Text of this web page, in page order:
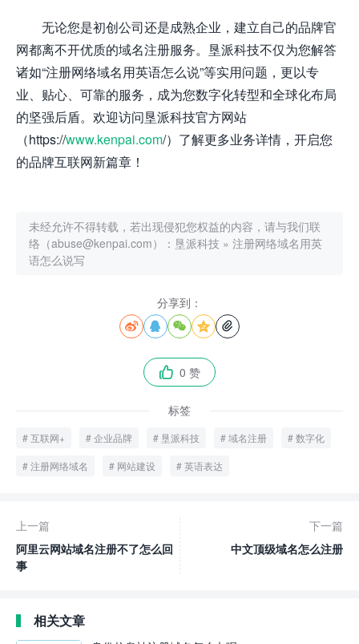
无论您是初创公司还是成熟企业，建立自己的品牌官
网都离不开优质的域名注册服务。垦派科技不仅为您解答
诸如“注册网络域名用英语怎么说”等实用问题，更以专
业、贴心、可靠的服务，成为您数字化转型和全球化布局
的坚强后盾。欢迎访问垦派科技官方网站
（https://www.kenpai.com/）了解更多业务详情，开启您
的品牌互联网新篇章！
未经允许不得转载，若出现侵犯您权益的内容，请与我们联
络（abuse@kenpai.com）： 垦派科技 » 注册网络域名用英
语怎么说写
分享到：
    
 0 赞
标签
互联网+ 企业品牌 垦派科技 域名注册 数字化
注册网络域名 网站建设 英语表达
上一篇
阿里云网站域名注册不了怎么回
事
下一篇
中文顶级域名怎么注册
相关文章